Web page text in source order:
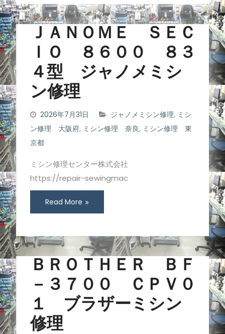
ＪＡＮＯＭＥ ＳＥＣ
ＩＯ ８６００ ８３
４型 ジャノメミシ
ン修理
2026年7月31日 ジャノメミシン修理, ミシ
ン修理 大阪府, ミシン修理 奈良, ミシン修理 東
京都
ミシン修理センター株式会社
https://repair-sewingmac
Read More
ＢＲＯＴＨＥＲ ＢＦ
－３７００ ＣＰＶ０
１ ブラザーミシン
修理